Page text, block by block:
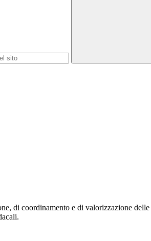
di coordinamento e di valorizzazione